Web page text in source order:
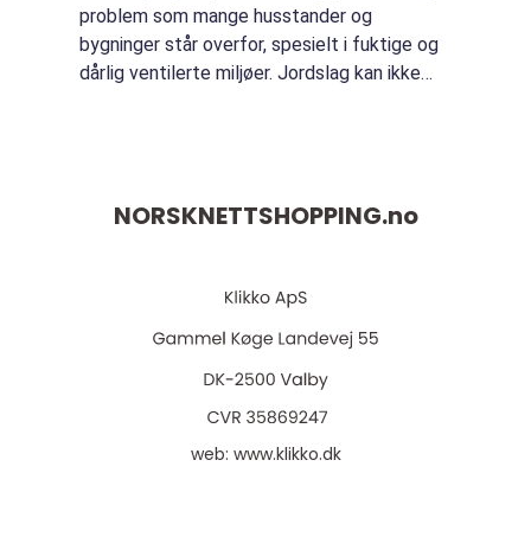
problem som mange husstander og
bygninger står overfor, spesielt i fuktige og
dårlig ventilerte miljøer. Jordslag kan ikke
NORSKNETTSHOPPING.no
web: www.klikko.dk